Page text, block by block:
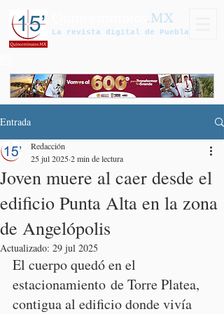
.MX
La revista digital de Puebla
Entrada
Joven muere al caer desde el
edificio Punta Alta en la zona
de Angelópolis
Redacción
25 jul 20252 min de lectura
Actualizado: 29 jul 2025
El cuerpo quedó en el
estacionamiento de Torre Platea,
contigua al edificio donde vivía